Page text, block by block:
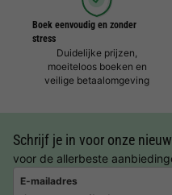
Boek eenvoudig en zonder
stress
Duidelijke prijzen,
moeiteloos boeken en
veilige betaalomgeving
Schrijf je in voor onze
voor de allerbeste
E-mailadres